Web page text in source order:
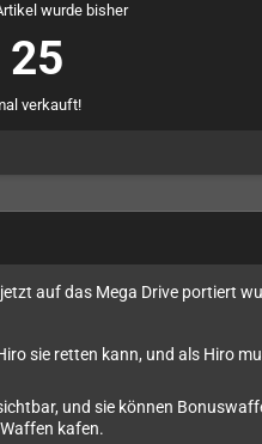
wurde bisher
25
verkauft!
auf das Mega Drive portiert
sie retten kann, und als Hiro
und sie können
kafen.